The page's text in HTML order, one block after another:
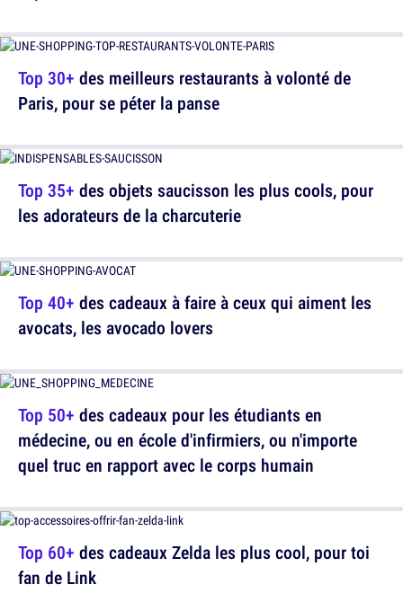
Top 35+ des objets saucisson les plus cools, pour
les adorateurs de la charcuterie
Top 50+ des cadeaux pour les étudiants en
médecine, ou en école d'infirmiers, ou n'importe
quel truc en rapport avec le corps humain
Top 30+ des meilleurs restaurants à volonté de
Paris, pour se péter la panse
Top 40+ des cadeaux à faire à ceux qui aiment les
avocats, les avocado lovers
Top 60+ des cadeaux Zelda les plus cool, pour toi
fan de Link